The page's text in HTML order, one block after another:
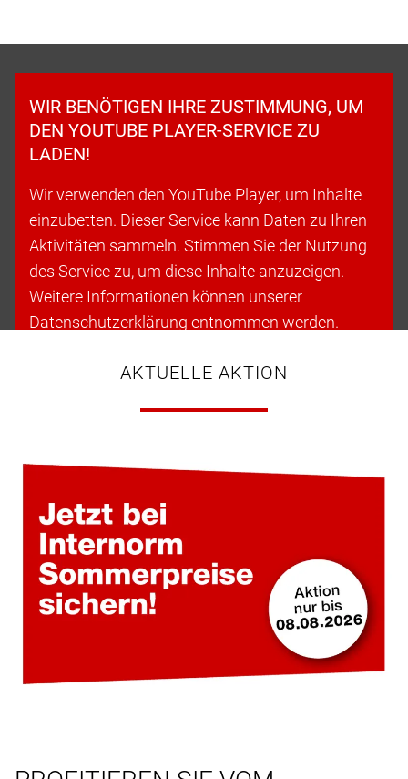
WIR BENÖTIGEN IHRE ZUSTIMMUNG, UM
DEN YOUTUBE PLAYER-SERVICE ZU
LADEN!
Wir verwenden den YouTube Player, um Inhalte
einzubetten. Dieser Service kann Daten zu Ihren
Aktivitäten sammeln. Stimmen Sie der Nutzung
des Service zu, um diese Inhalte anzuzeigen.
Weitere Informationen können unserer
Datenschutzerklärung entnommen werden.
Cookies akzeptieren & fortfahren
AKTUELLE AKTION